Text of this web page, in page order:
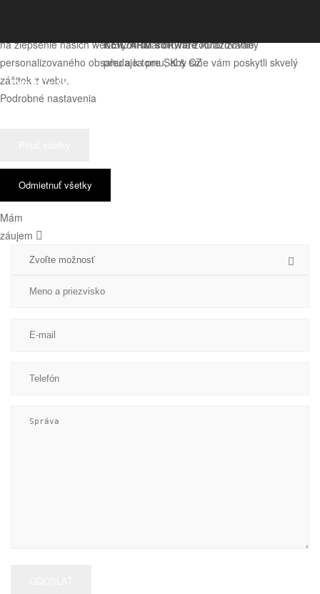
na zlepšenie našich webových stránok, na zobrazovanie
personalizovaného obsahu a k tomu, aby sme vám poskytli skvelý
zážitok z webu.
Podrobné nastavenia
Odmietnuť všetky
Mám
záujem
KEIL/ARM software Autorizovaný
predajca pre SK & CZ